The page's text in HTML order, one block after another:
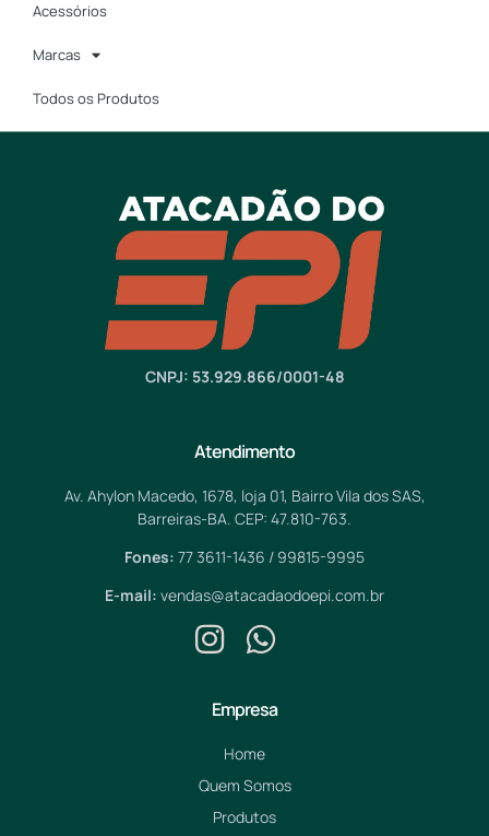
Acessórios
Marcas
Todos os Produtos
CNPJ: 53.929.866/0001-48
Atendimento
Av. Ahylon Macedo, 1678, loja 01, Bairro Vila dos SAS,
Barreiras-BA. CEP: 47.810-763.
Fones: 77 3611-1436 / 99815-9995
E-mail: vendas@atacadaodoepi.com.br
Empresa
Home
Quem Somos
Produtos